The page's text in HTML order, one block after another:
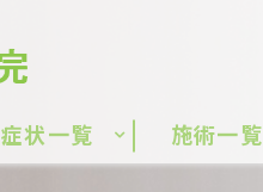
症状一覧 施術一覧